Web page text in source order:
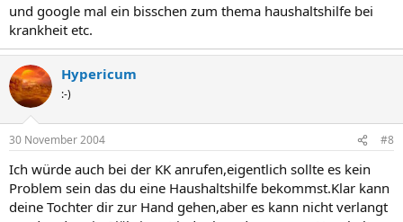
und google mal ein bisschen zum thema haushaltshilfe bei
krankheit etc.
Hypericum
:-)
30 November 2004 #8
Ich würde auch bei der KK anrufen,eigentlich sollte es kein
Problem sein das du eine Haushaltshilfe bekommst.Klar kann
deine Tochter dir zur Hand gehen,aber es kann nicht verlangt